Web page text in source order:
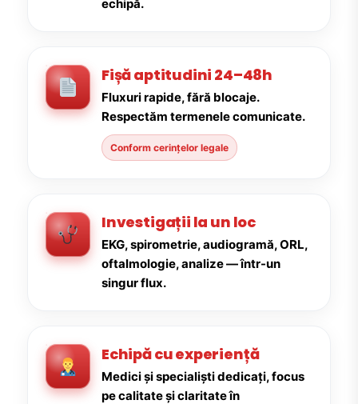
echipă.
Fișă aptitudini 24–48h
Fluxuri rapide, fără blocaje.
Respectăm termenele comunicate.
Conform cerințelor legale
Investigații la un loc
EKG, spirometrie, audiogramă, ORL,
oftalmologie, analize — într-un
singur flux.
Echipă cu experiență
Medici și specialiști dedicați, focus
pe calitate și claritate în